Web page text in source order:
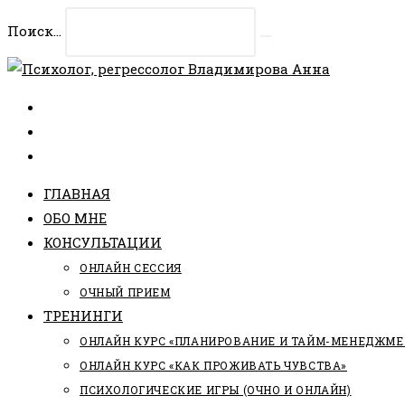
содержимому
Поиск...
ГЛАВНАЯ
ОБО МНЕ
КОНСУЛЬТАЦИИ
ОНЛАЙН СЕССИЯ
ОЧНЫЙ ПРИЕМ
ТРЕНИНГИ
ОНЛАЙН КУРС «ПЛАНИРОВАНИЕ И ТАЙМ-
ОНЛАЙН КУРС «КАК ПРОЖИВАТЬ ЧУВСТВА»
ПСИХОЛОГИЧЕСКИЕ ИГРЫ (ОЧНО И ОНЛАЙН)